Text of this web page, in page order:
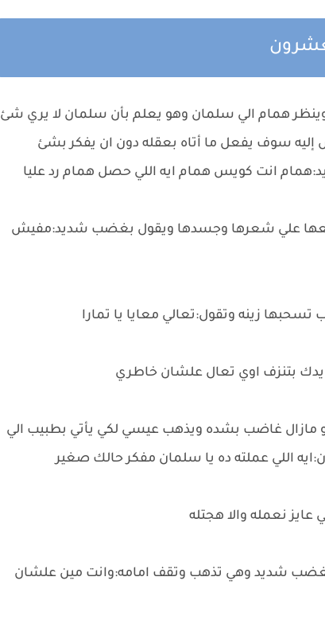
وينظر همام الي سلمان وهو يعلم بأن سلمان لا يري شئ
إليه سوف يفعل ما أتاه بعقله دون ان يفكر بشئ
انت كويس همام ايه اللي حصل همام رد عليا
علي شعرها وجسدها ويقول بغضب شديد:مفيش
زينه وتقول:تعالي معايا يا تمارا
ايدك بتنزف اوي تعال علشان خاطري
مازال غاضب بشده ويذهب عيسي لكي يأتي بطبيب الي
اللي عملته ده يا سلمان مفكر حالك صغير
نعمله والا هجتله
بغضب شديد وهي تذهب وتقف امامه:وانت مين علشان